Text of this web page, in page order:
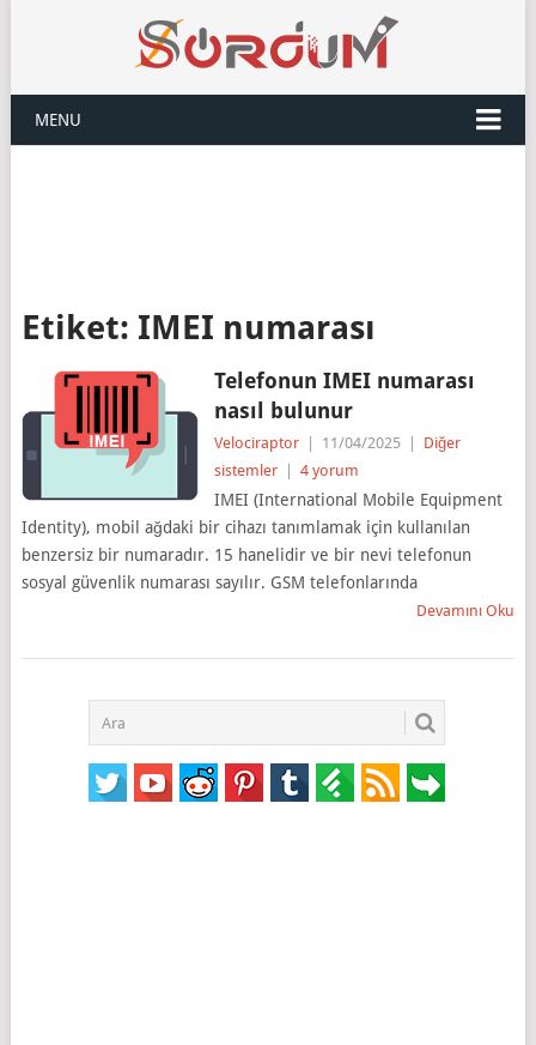
MENU
Etiket: IMEI numarası
Telefonun IMEI numarası
nasıl bulunur
Velociraptor 11/04/2025
Diğer
sistemler
4 yorum
IMEI (International Mobile Equipment
Identity), mobil ağdaki bir cihazı tanımlamak için kullanılan
benzersiz bir numaradır. 15 hanelidir ve bir nevi telefonun
sosyal güvenlik numarası sayılır. GSM telefonlarında
Devamını Oku